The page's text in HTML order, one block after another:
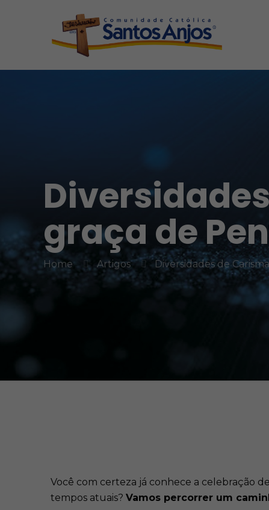
graça de
Home Artigos Diversidades de
Você com certeza já conhece a celebração
tempos atuais? Vamos percorrer um